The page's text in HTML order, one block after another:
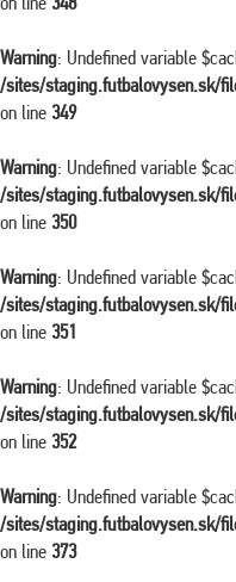
Warning: Undefined variable
/sites/staging.futbalovysen.sk/
on line 349
Warning: Undefined variable
/sites/staging.futbalovysen.sk/
on line 350
Warning: Undefined variable
/sites/staging.futbalovysen.sk/
on line 351
Warning: Undefined variable
/sites/staging.futbalovysen.sk/
on line 352
Warning: Undefined variable
/sites/staging.futbalovysen.sk/
on line 373